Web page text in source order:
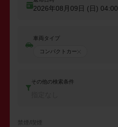
2026年08月09日 (日) 04:00
車両タイプ
コンパクトカー
その他の検索条件
禁煙/喫煙